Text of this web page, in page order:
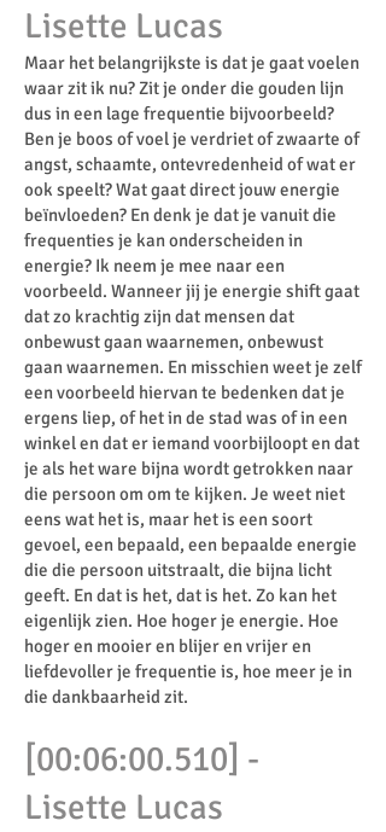
Lisette Lucas
Maar het belangrijkste is dat je gaat voelen
waar zit ik nu? Zit je onder die gouden lijn
dus in een lage frequentie bijvoorbeeld?
Ben je boos of voel je verdriet of zwaarte of
angst, schaamte, ontevredenheid of wat er
ook speelt? Wat gaat direct jouw energie
beïnvloeden? En denk je dat je vanuit die
frequenties je kan onderscheiden in
energie? Ik neem je mee naar een
voorbeeld. Wanneer jij je energie shift gaat
dat zo krachtig zijn dat mensen dat
onbewust gaan waarnemen, onbewust
gaan waarnemen. En misschien weet je zelf
een voorbeeld hiervan te bedenken dat je
ergens liep, of het in de stad was of in een
winkel en dat er iemand voorbijloopt en dat
je als het ware bijna wordt getrokken naar
die persoon om om te kijken. Je weet niet
eens wat het is, maar het is een soort
gevoel, een bepaald, een bepaalde energie
die die persoon uitstraalt, die bijna licht
geeft. En dat is het, dat is het. Zo kan het
eigenlijk zien. Hoe hoger je energie. Hoe
hoger en mooier en blijer en vrijer en
liefdevoller je frequentie is, hoe meer je in
die dankbaarheid zit.
[00:06:00.510] -
Lisette Lucas